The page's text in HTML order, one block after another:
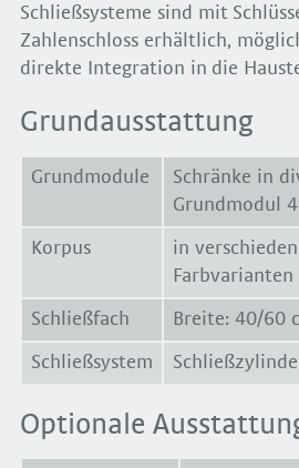
Schließsysteme sind mit
Zahlenschloss erhältlich,
direkte Integration in die
Grundausstattung
Grundmodule
Schränke in
Grundmodul
Korpus
in
Farbvarianten
Schließfach Breite: 40/60
Schließsystem
Optionale